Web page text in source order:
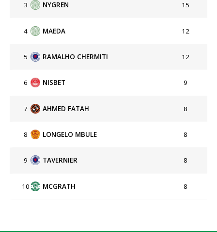
3 NYGREN 15
4 MAEDA 12
5 RAMALHO CHERMITI 12
6 NISBET 9
7 AHMED FATAH 8
8 LONGELO MBULE 8
9 TAVERNIER 8
10 MCGRATH 8